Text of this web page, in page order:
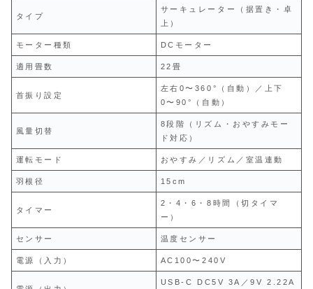
タイプ
サーキュレーター（据置き・卓
上）
モーター種類 DCモーター
適用畳数 22畳
首振り設定
左右0〜360°（自動）／上下
0〜90°（自動）
風量切替
8段階（リズム・おやすみモー
ド対応）
運転モード おやすみ／リズム／室温連動
羽根径 15cm
タイマー
2・4・6・8時間（切タイマ
ー）
センサー 温度センサー
電源（入力） AC100〜240V
USB‑C DC5V 3A／9V 2.22A